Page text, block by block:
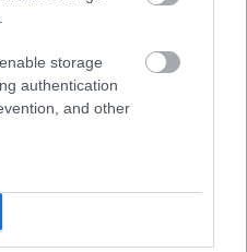
storage
authentication
and other